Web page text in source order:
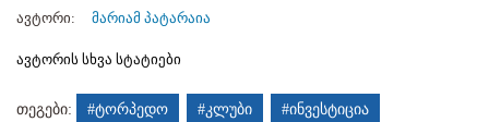
ავტორი: მარიამ პატარაია
ავტორის სხვა სტატიები
თეგები: #ტორპედო #კლუბი #ინვესტიცია